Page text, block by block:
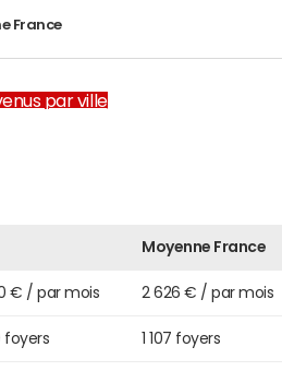
France
par ville
Moyenne France
€ / par mois 2 626 € / par mois
foyers 1 107 foyers